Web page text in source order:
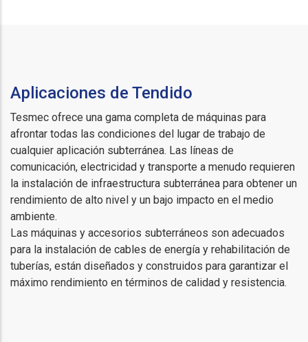
Aplicaciones de Tendido
Tesmec ofrece una gama completa de máquinas para
afrontar todas las condiciones del lugar de trabajo de
cualquier aplicación subterránea. Las líneas de
comunicación, electricidad y transporte a menudo requieren
la instalación de infraestructura subterránea para obtener un
rendimiento de alto nivel y un bajo impacto en el medio
ambiente.
Las máquinas y accesorios subterráneos son adecuados
para la instalación de cables de energía y rehabilitación de
tuberías, están diseñados y construidos para garantizar el
máximo rendimiento en términos de calidad y resistencia.